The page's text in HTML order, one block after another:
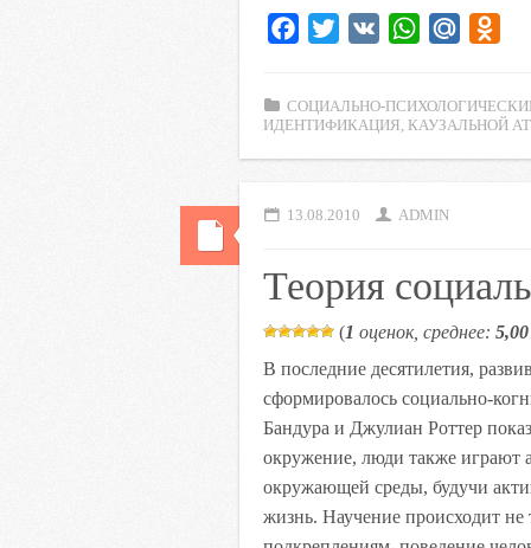
e
o
t
r
W
t
p
l
o
n
i
k
i
СОЦИАЛЬНО-
ИДЕНТИФИКАЦИЯ, КАУЗАЛЬНОЙ
13.08.2010 ADMIN
Теория
(1 оценок, среднее: 5,00
В последние десятилетия,
сформировалось социально-
Бандура и Джулиан Роттер
окружение, люди также играют
окружающей среды, будучи
жизнь. Научение происходит